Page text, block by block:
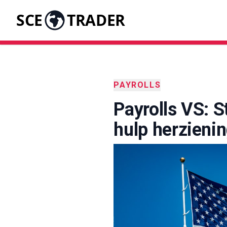
SCE TRADER
PAYROLLS
Payrolls VS:
hulp